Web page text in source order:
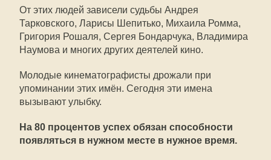
От этих людей зависели судьбы Андрея
Тарковского, Ларисы Шепитько, Михаила Ромма,
Григория Рошаля, Сергея Бондарчука, Владимира
Наумова и многих других деятелей кино.
Молодые кинематографисты дрожали при
упоминании этих имён. Сегодня эти имена
вызывают улыбку.
На 80 процентов успех обязан способности
появляться в нужном месте в нужное время.